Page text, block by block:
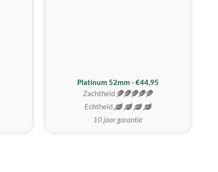
Platinum 52mm - €44,95
Zachtheid
Echtheid
10 jaar garantie